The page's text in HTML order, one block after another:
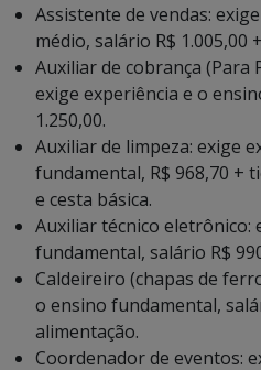
Assistente de vendas:
médio, salário R$ 1.005,00
Auxiliar de cobrança (Para
exige experiência e o
1.250,00.
Auxiliar de limpeza: exige
fundamental, R$ 968,70 +
e cesta básica.
Auxiliar técnico eletrônico:
fundamental, salário R$
Caldeireiro (chapas de
o ensino fundamental,
alimentação.
Coordenador de eventos: